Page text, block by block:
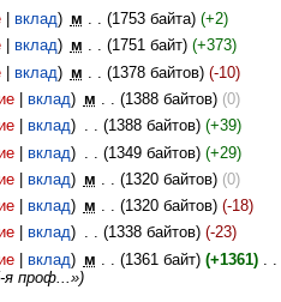
| вклад) м . . (1753 байта) (+2)
| вклад) м . . (1751 байт) (+373)
| вклад) м (1378 байтов) (-10)
| вклад) м (1388 байтов) (0)
| вклад) . . (1388 байтов) (+39)
| вклад) (1349 байтов) (+29)
| вклад) м (1320 байтов) (0)
| вклад) м . . (1320 байтов) (-18)
| вклад) . . (1338 байтов) (-23)
| вклад) м (1361 байт) (+1361)‎
я проф...»)